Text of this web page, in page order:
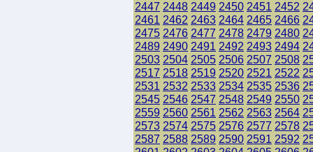
2447 2448 2449 2450 2451 2452
2461 2462 2463 2464 2465 2466
2475 2476 2477 2478 2479 2480
2489 2490 2491 2492 2493 2494
2503 2504 2505 2506 2507 2508
2517 2518 2519 2520 2521 2522
2531 2532 2533 2534 2535 2536
2545 2546 2547 2548 2549 2550
2559 2560 2561 2562 2563 2564
2573 2574 2575 2576 2577 2578
2587 2588 2589 2590 2591 2592